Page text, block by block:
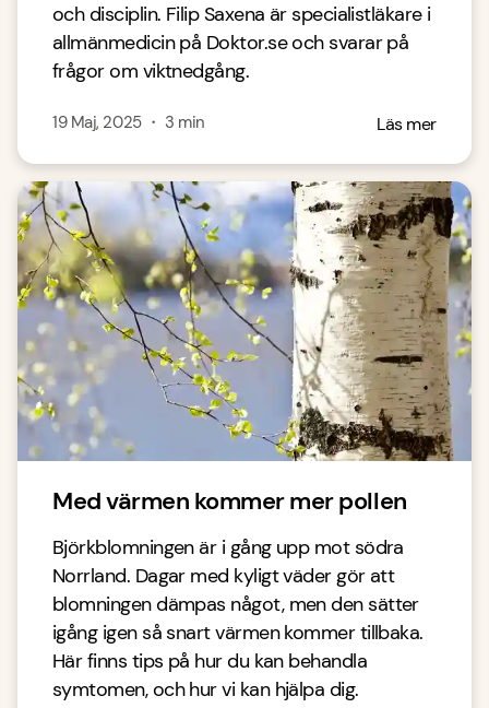
och disciplin. Filip Saxena är specialistläkare i
allmänmedicin på Doktor.se och svarar på
frågor om viktnedgång.
19 Maj, 2025・ 3 min Läs mer
Med värmen kommer mer pollen
Björkblomningen är i gång upp mot södra
Norrland. Dagar med kyligt väder gör att
blomningen dämpas något, men den sätter
igång igen så snart värmen kommer tillbaka.
Här finns tips på hur du kan behandla
symtomen, och hur vi kan hjälpa dig.